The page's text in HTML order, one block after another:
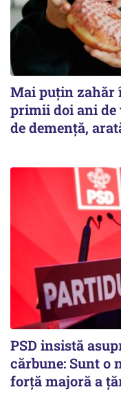
Mai puțin
primii doi ani de
de demență,
PSD insistă
cărbune: Sunt o
forță majoră a